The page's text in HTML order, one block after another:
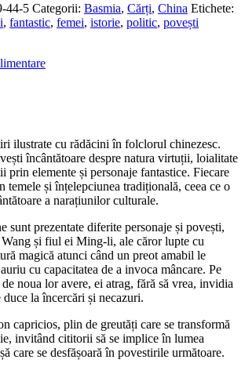
44-5 Categorii: Basmia, Cărți, China Etichete:
, fantastic, femei, istorie, politic, povești
ilustrate cu rădăcini în folclorul chinezesc.
încântătoare despre natura virtuții, loialitate
prin elemente și personaje fantastice. Fiecare
temele și înțelepciunea tradițională, ceea ce o
a narațiunilor culturale.
sunt prezentate diferite personaje și povești,
și fiul ei Ming-li, ale căror lupte cu
magică atunci când un preot amabil le
cu capacitatea de a invoca mâncare. Pe
noua lor avere, ei atrag, fără să vrea, invidia
la încercări și necazuri.
capricios, plin de greutăți care se transformă
invitând cititorii să se implice în lumea
care se desfășoară în povestirile următoare.